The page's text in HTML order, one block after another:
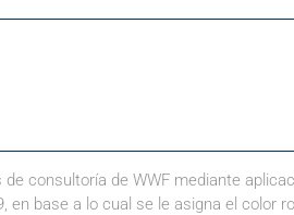
consultoría de WWF mediante
en base a lo cual se le asigna el color